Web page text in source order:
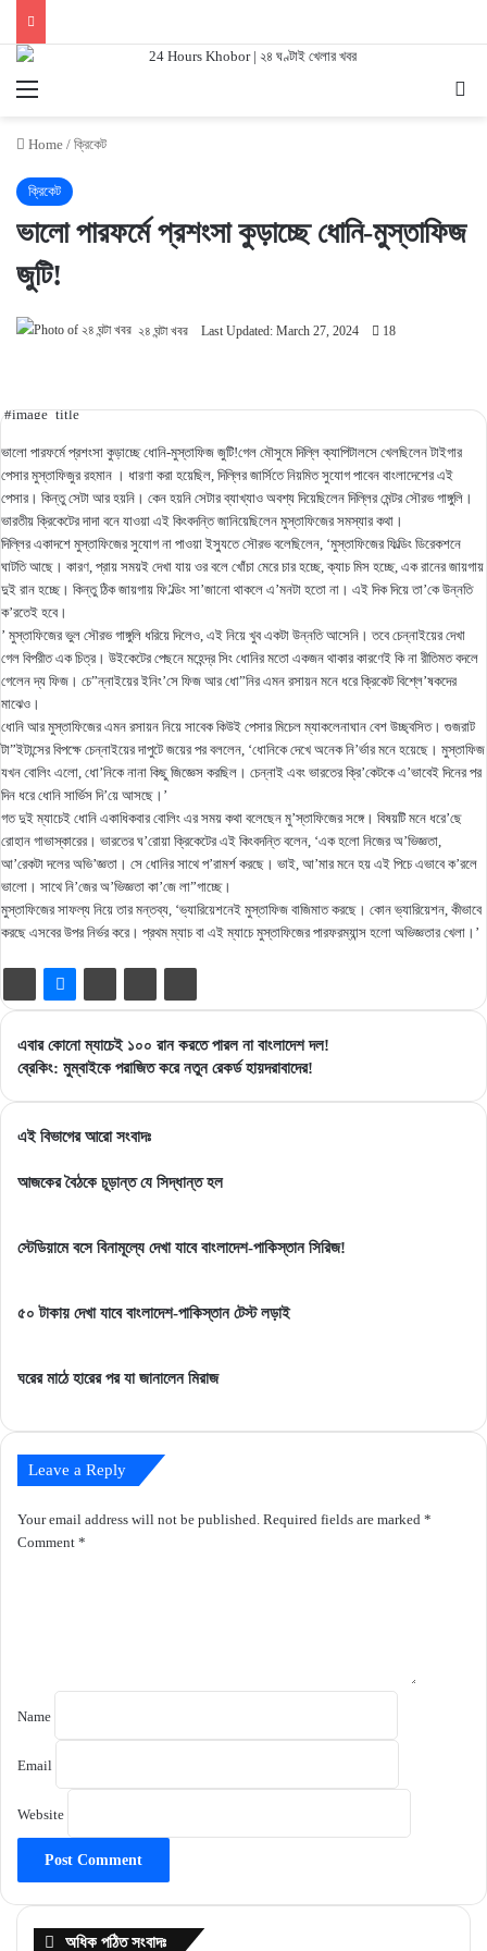
Menu
Home / ক্রিকেট
ক্রিকেট
ভালো পারফর্মে প্রশংসা কুড়াচ্ছে ধোনি-মুস্তাফিজ
জুটি!
২৪ ঘন্টা খবর Last Updated: March 27, 2024 18
#image_title
ভালো পারফর্মে প্রশংসা কুড়াচ্ছে ধোনি-মুস্তাফিজ জুটি!গেল মৌসুমে দিল্লি ক্যাপিটালসে খেলছিলেন টাইগার
পেসার মুস্তাফিজুর রহমান । ধারণা করা হয়েছিল, দিল্লির জার্সিতে নিয়মিত সুযোগ পাবেন বাংলাদেশের এই
পেসার। কিন্তু সেটা আর হয়নি। কেন হয়নি সেটার ব্যাখ্যাও অবশ্য দিয়েছিলেন দিল্লির মেন্টর সৌরভ গাঙ্গুলি।
ভারতীয় ক্রিকেটের দাদা বনে যাওয়া এই কিংবদন্তি জানিয়েছিলেন মুস্তাফিজের সমস্যার কথা।
দিল্লির একাদশে মুস্তাফিজের সুযোগ না পাওয়া ইস্যুতে সৌরভ বলেছিলেন, ‘মুস্তাফিজের ফিল্ডিং ডিরেকশনে
ঘাটতি আছে। কারণ, প্রায় সময়ই দেখা যায় ওর বলে খোঁচা মেরে চার হচ্ছে, ক্যাচ মিস হচ্ছে, এক রানের জায়গায়
দুই রান হচ্ছে। কিন্তু ঠিক জায়গায় ফি’ল্ডিং সা’জানো থাকলে এ’মনটা হতো না। এই দিক দিয়ে তা’কে উন্নতি
ক’রতেই হবে।
’ মুস্তাফিজের ভুল সৌরভ গাঙ্গুলি ধরিয়ে দিলেও, এই নিয়ে খুব একটা উন্নতি আসেনি। তবে চেন্নাইয়ের দেখা
গেল বিপরীত এক চিত্র। উইকেটের পেছনে মহেন্দ্র সিং ধোনির মতো একজন থাকার কারণেই কি না রীতিমত বদলে
গেলেন দ্য ফিজ। চে”ন্নাইয়ের ইনিং’সে ফিজ আর ধো”নির এমন রসায়ন মনে ধরে ক্রিকেট বিশ্লে’ষকদের
মাঝেও।
ধোনি আর মুস্তাফিজের এমন রসায়ন নিয়ে সাবেক কিউই পেসার মিচেল ম্যাকলেনাঘান বেশ উচ্ছ্বসিত। গুজরাট
টা”ইটান্সের বিপক্ষে চেন্নাইয়ের দাপুটে জয়ের পর বললেন, ‘ধোনিকে দেখে অনেক নি’র্ভার মনে হয়েছে। মুস্তাফিজ
যখন বোলিং এলো, ধো’নিকে নানা কিছু জিজ্ঞেস করছিল। চেন্নাই এবং ভারতের ক্রি’কেটকে এ’ভাবেই দিনের পর
দিন ধরে ধোনি সার্ভিস দি’য়ে আসছে।’
গত দুই ম্যাচেই ধোনি একাধিকবার বোলিং এর সময় কথা বলেছেন মু’স্তাফিজের সঙ্গে। বিষয়টি মনে ধরে’ছে
রোহান গাভাস্কারের। ভারতের ঘ’রোয়া ক্রিকেটের এই কিংবদন্তি বলেন, ‘এক হলো নিজের অ’ভিজ্ঞতা,
আ’রেকটা দলের অভি’জ্ঞতা। সে ধোনির সাথে প’রামর্শ করছে। ভাই, আ’মার মনে হয় এই পিচে এভাবে ক’রলে
ভালো। সাথে নি’জের অ’ভিজ্ঞতা কা’জে লা”গাচ্ছে।
মুস্তাফিজের সাফল্য নিয়ে তার মন্তব্য, ‘ভ্যারিয়েশনেই মুস্তাফিজ বাজিমাত করছে। কোন ভ্যারিয়েশন, কীভাবে
করছে এসবের উপর নির্ভর করে। প্রথম ম্যাচ বা এই ম্যাচে মুস্তাফিজের পারফরম্যান্স হলো অভিজ্ঞতার খেলা।’
এবার
কোনো
রান
পারল
দল!
এবার কোনো ম্যাচেই ১০০ রান করতে পারল না বাংলাদেশ দল!
ব্রেকিং:
করে
রেকর্ড
ব্রেকিং: মুম্বাইকে পরাজিত করে নতুন রেকর্ড হায়দরাবাদের!
এই বিভাগের আরো সংবাদঃ
আজকের বৈঠকে চূড়ান্ত যে সিদ্ধান্ত হল
স্টেডিয়ামে বসে বিনামূল্যে দেখা যাবে বাংলাদেশ-পাকিস্তান সিরিজ!
৫০ টাকায় দেখা যাবে বাংলাদেশ-পাকিস্তান টেস্ট লড়াই
ঘরের মাঠে হারের পর যা জানালেন মিরাজ
Leave a Reply
Your email address will not be published. Required fields are marked *
Comment *
Name
Email
Website
অধিক পঠিত সংবাদঃ